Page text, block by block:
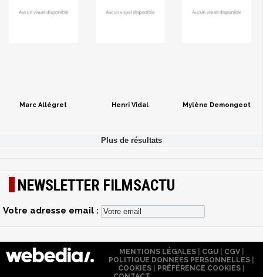
Marc Allégret Henri Vidal Mylène Demongeot
NEWSLETTER FILMSACTU
Votre adresse email :
MENTIONS LÉGALES| CGU| CGV|
POLITIQUE DONNÉES PERSONNELLES
COOKIES
PRÉFÉRENCE COOKIES